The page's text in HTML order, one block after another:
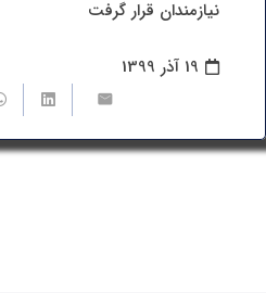
نیازمندان قرار گرفت
19 آذر 1399